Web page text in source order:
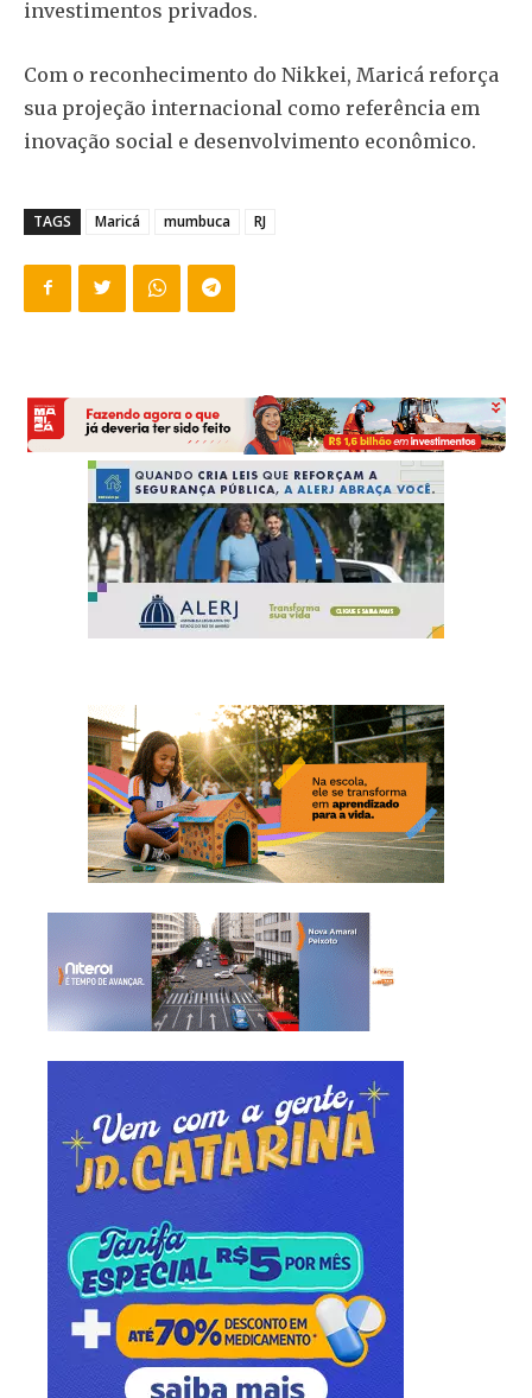
investimentos privados.
Com o reconhecimento do Nikkei, Maricá reforça
sua projeção internacional como referência em
inovação social e desenvolvimento econômico.
TAGS Maricá mumbuca RJ